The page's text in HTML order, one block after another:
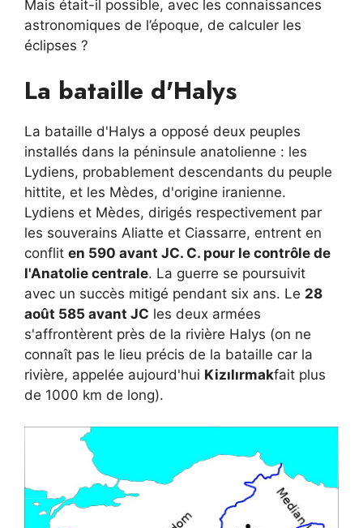
Mais était-il possible, avec les connaissances
astronomiques de l’époque, de calculer les
éclipses ?
La bataille d'Halys
La bataille d'Halys a opposé deux peuples
installés dans la péninsule anatolienne : les
Lydiens, probablement descendants du peuple
hittite, et les Mèdes, d'origine iranienne.
Lydiens et Mèdes, dirigés respectivement par
les souverains Aliatte et Ciassarre, entrent en
conflit en 590 avant JC. C. pour le contrôle de
l'Anatolie centrale. La guerre se poursuivit
avec un succès mitigé pendant six ans. Le 28
août 585 avant JC les deux armées
s'affrontèrent près de la rivière Halys (on ne
connaît pas le lieu précis de la bataille car la
rivière, appelée aujourd'hui Kizılırmakfait plus
de 1000 km de long).